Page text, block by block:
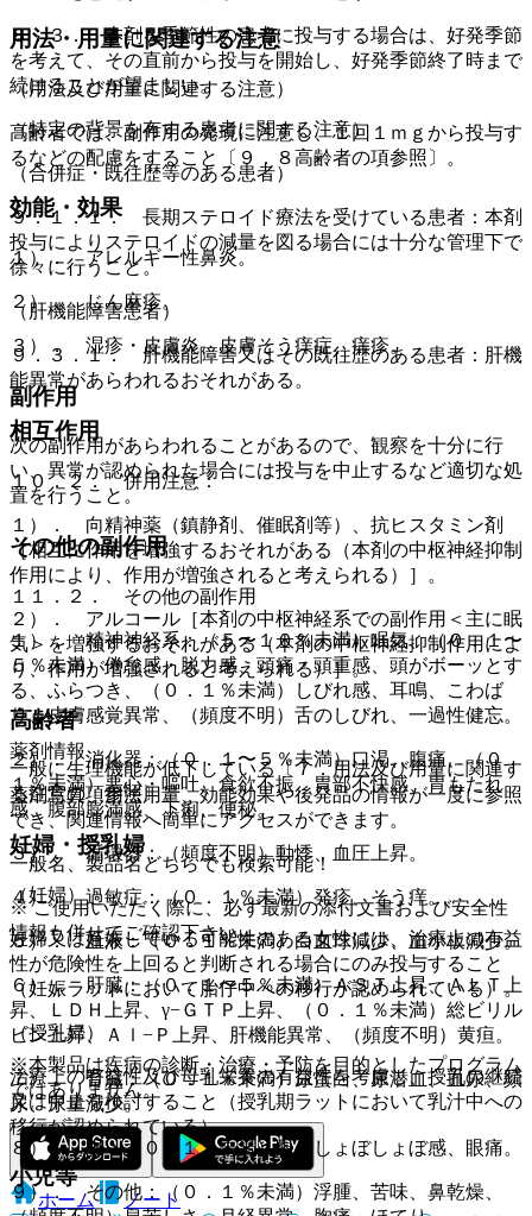
８．３． 本剤を季節性の患者に投与する場合は、好発季節
を考えて、その直前から投与を開始し、好発季節終了時まで
続けることが望ましい。
（特定の背景を有する患者に関する注意）
（合併症・既往歴等のある患者）
９．１．１． 長期ステロイド療法を受けている患者：本剤
投与によりステロイドの減量を図る場合には十分な管理下で
徐々に行うこと。
（肝機能障害患者）
９．３．１． 肝機能障害又はその既往歴のある患者：肝機
能異常があらわれるおそれがある。
相互作用
１０．２． 併用注意：
１）． 向精神薬（鎮静剤、催眠剤等）、抗ヒスタミン剤
［相互に作用を増強するおそれがある（本剤の中枢神経抑制
作用により、作用が増強されると考えられる）］。
２）． アルコール［本剤の中枢神経系での副作用＜主に眠
気＞を増強するおそれがある（本剤の中枢神経抑制作用によ
り、作用が増強されると考えられる）］。
高齢者
一般に生理機能が低下している〔７．用法及び用量に関連す
る注意の項参照〕。
妊婦・授乳婦
（妊婦）
妊婦又は妊娠している可能性のある女性には、治療上の有益
性が危険性を上回ると判断される場合にのみ投与すること
（妊娠ラットにおいて胎仔中への移行が認められている）。
（授乳婦）
治療上の有益性及び母乳栄養の有益性を考慮し、授乳の継続
又は中止を検討すること（授乳期ラットにおいて乳汁中への
移行が認められている）。
小児等
用法・用量に関連する注意
（用法及び用量に関連する注意）
高齢者では、副作用の発現に注意し、１回１ｍｇから投与す
るなどの配慮をすること〔９．８高齢者の項参照〕。
効能・効果
１）． アレルギー性鼻炎。
２）． じん麻疹。
３）． 湿疹・皮膚炎、皮膚そう痒症、痒疹。
副作用
次の副作用があらわれることがあるので、観察を十分に行
い、異常が認められた場合には投与を中止するなど適切な処
置を行うこと。
その他の副作用
１１．２． その他の副作用
１）． 精神神経系：（５〜１０％未満）眠気、（０．１〜
５％未満）倦怠感・脱力感、頭痛・頭重感、頭がボーッとす
る、ふらつき、（０．１％未満）しびれ感、耳鳴、こわば
り、皮膚感覚異常、（頻度不明）舌のしびれ、一過性健忘。
２）． 消化器：（０．１〜５％未満）口渇、腹痛、（０．
１％未満）悪心・嘔吐、食欲不振、胃部不快感、胃もたれ
感、腹部膨満感、下痢、便秘。
３）． 循環器：（頻度不明）動悸、血圧上昇。
４）． 過敏症：（０．１％未満）発疹、そう痒。
５）． 血液：（０．１％未満）白血球減少、血小板減少。
６）． 肝臓：（０．１〜５％未満）ＡＳＴ上昇、ＡＬＴ上
昇、ＬＤＨ上昇、γ−ＧＴＰ上昇、（０．１％未満）総ビリル
ビン上昇、Ａｌ−Ｐ上昇、肝機能異常、（頻度不明）黄疸。
７）． 腎臓：（０．１％未満）尿蛋白、尿潜血、血尿、頻
尿、尿量減少。
８）． 眼：（０．１％未満）眼のしょぼしょぼ感、眼痛。
９）． その他：（０．１％未満）浮腫、苦味、鼻乾燥、
薬剤情報
薬剤写真、用法用量、効能効果や後発品の情報が一度に参照
でき、関連情報へ簡単にアクセスができます。
一般名、製品名どちらでも検索可能！
※ ご使用いただく際に、必ず最新の添付文書および安全性
情報も併せてご確認下さい。
※本製品は疾病の診断・治療・予防を目的としたプログラム
ではありません。
ホーム
ノート